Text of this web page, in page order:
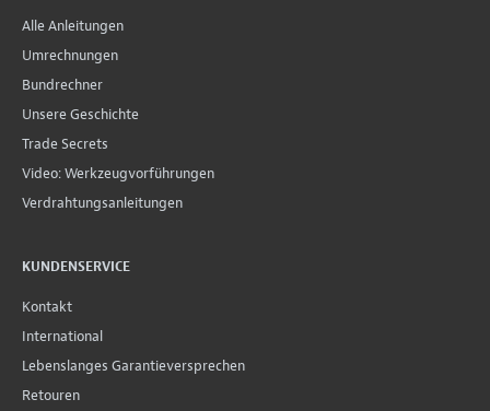
Alle Anleitungen
Umrechnungen
Bundrechner
Unsere Geschichte
Trade Secrets
Video: Werkzeugvorführungen
Verdrahtungsanleitungen
KUNDENSERVICE
Kontakt
International
Lebenslanges Garantieversprechen
Retouren